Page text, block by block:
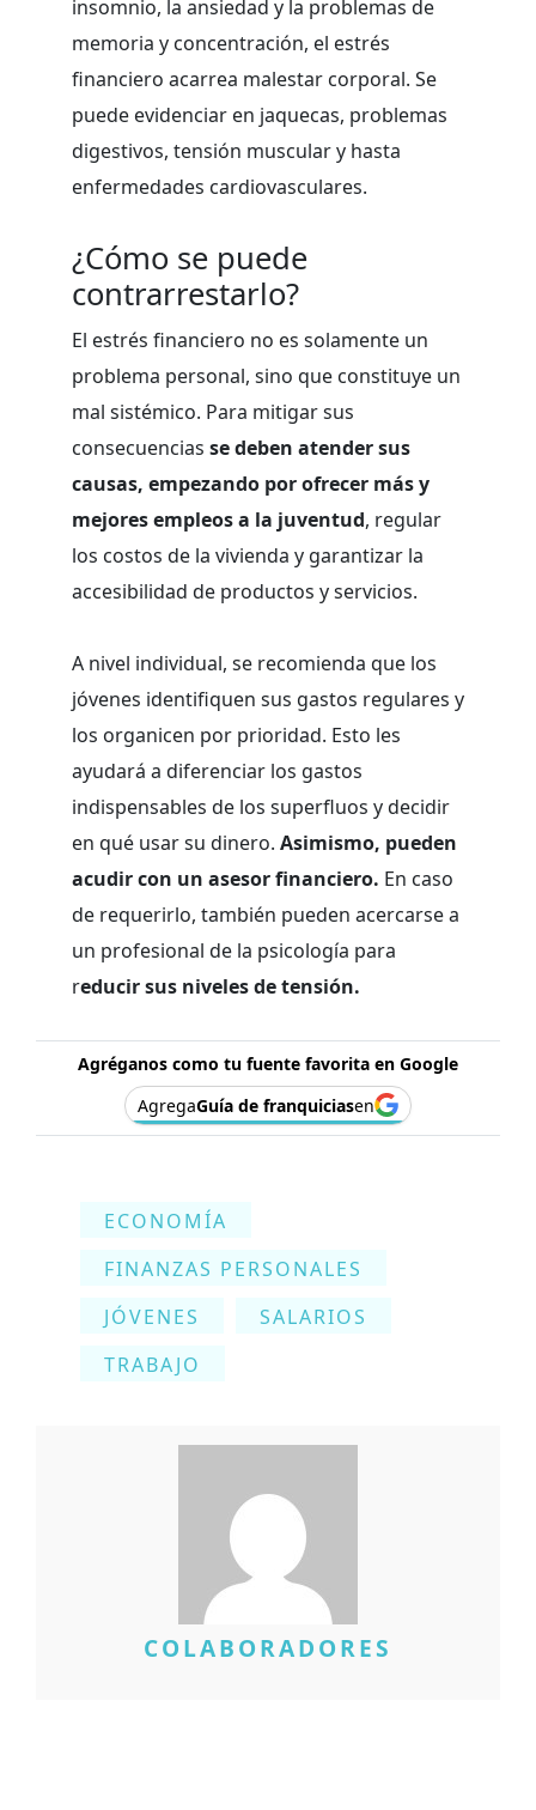
insomnio, la ansiedad y la problemas de
memoria y concentración, el estrés
financiero acarrea malestar corporal. Se
puede evidenciar en jaquecas, problemas
digestivos, tensión muscular y hasta
enfermedades cardiovasculares.
¿Cómo se puede
contrarrestarlo?
El estrés financiero no es solamente un
problema personal, sino que constituye un
mal sistémico. Para mitigar sus
consecuencias se deben atender sus
causas, empezando por ofrecer más y
mejores empleos a la juventud, regular
los costos de la vivienda y garantizar la
accesibilidad de productos y servicios.
A nivel individual, se recomienda que los
jóvenes identifiquen sus gastos regulares y
los organicen por prioridad. Esto les
ayudará a diferenciar los gastos
indispensables de los superfluos y decidir
en qué usar su dinero. Asimismo, pueden
acudir con un asesor financiero. En caso
de requerirlo, también pueden acercarse a
un profesional de la psicología para
reducir sus niveles de tensión.
Agréganos como tu fuente favorita en Google
AgregaGuía de franquiciasen
ECONOMÍA
FINANZAS PERSONALES
JÓVENES
SALARIOS
TRABAJO
COLABORADORES